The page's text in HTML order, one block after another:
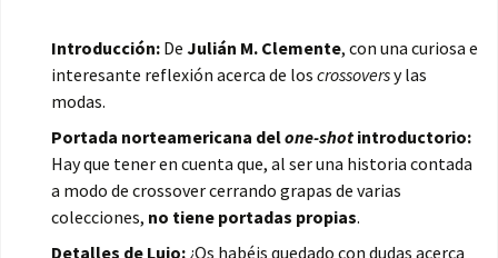
Introducción: De Julián M. Clemente, con una curiosa e
interesante reflexión acerca de los crossoversy las
modas.
Portada norteamericana delone-shot introductorio:
Hay que tener en cuenta que, al ser una historia contada
a modo de crossover cerrando grapas de varias
colecciones, no tiene portadas propias.
Detalles de Lujo: ¿Os habéis quedado con dudas acerca